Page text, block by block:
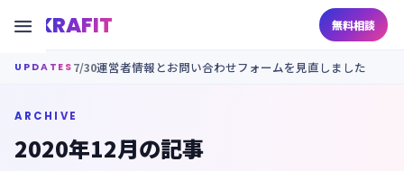
KRAFIT 無料相談

UPDATES 7/30運営者情報とお問い合わせフォームを見直しました
ARCHIVE
2020年12月の記事